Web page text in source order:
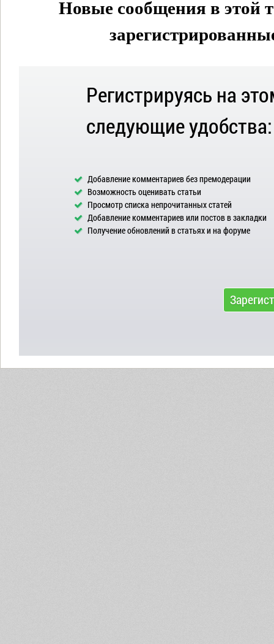
Новые сообщения в этой
Регистрируясь на
следующие удобства:
Добавление комментариев без премодерации
Возможность оценивать статьи
Просмотр списка непрочитанных статей
Добавление комментариев или постов в закладки
Получение обновлений в статьях и на форуме